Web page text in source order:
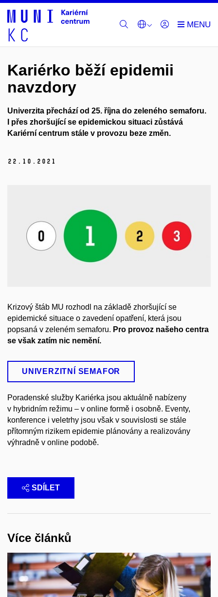
Kariérko běží epidemii
navzdory
Univerzita přechází od 25. října do zeleného semaforu.
přes zhoršující se epidemickou situaci zůstává
Kariérní centrum stále v provozu beze změn.
22. 10. 2021
Krizový štáb MU rozhodl na základě zhoršující se
epidemické situace o zavedení opatření, která jsou
popsaná v zeleném semaforu. Pro provoz našeho centra
se však zatím nic nemění.
UNIVERZITNÍ SEMAFOR
Poradenské služby Kariérka jsou aktuálně nabízeny
v hybridním režimu – v online formě i osobně. Eventy,
konference i veletrhy jsou však v souvislosti se stále
přítomným rizikem epidemie plánovány a realizovány
výhradně v online podobě.
SDÍLET
Více článků